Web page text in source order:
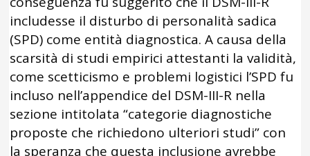
includesse il disturbo di personalità sadica
(SPD) come entità diagnostica. A causa della
scarsità di studi empirici attestanti la validità,
come scetticismo e problemi logistici l’SPD fu
incluso nell’appendice del DSM-III-R nella
sezione intitolata “categorie diagnostiche
proposte che richiedono ulteriori studi” con
la speranza che questa inclusione avrebbe